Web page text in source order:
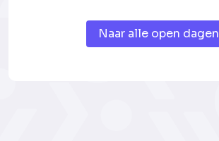
Naar alle open dagen